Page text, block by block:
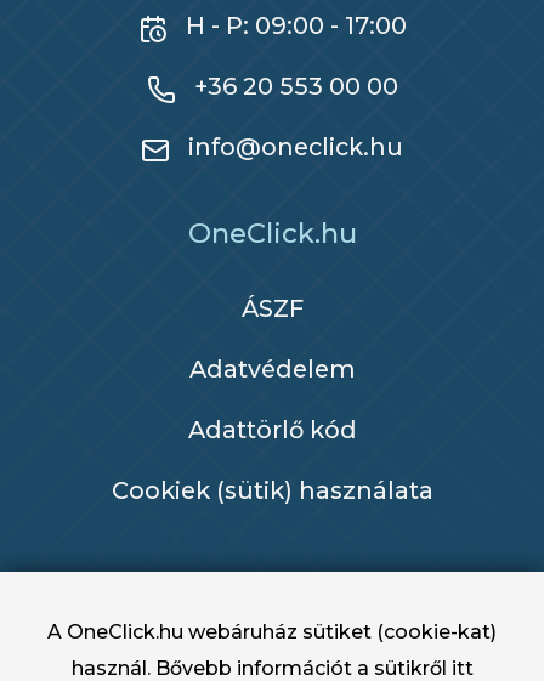
H - P: 09:00 - 17:00
+36 20 553 00 00
info@oneclick.hu
OneClick.hu
ÁSZF
Adatvédelem
Adattörlő kód
Cookiek (sütik) használata
A OneClick.hu webáruház sütiket (cookie-kat)
használ. Bővebb információt a sütikről itt